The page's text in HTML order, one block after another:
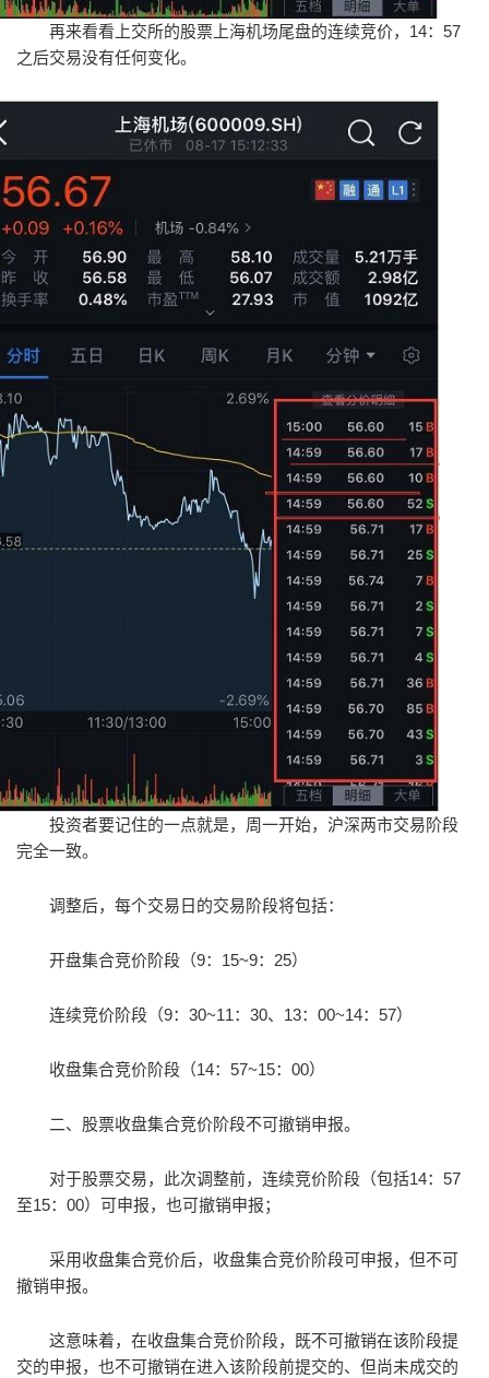
再来看看上交所的股票上海机场尾盘的连续竞价，14：57
之后交易没有任何变化。
投资者要记住的一点就是，周一开始，沪深两市交易阶段
完全一致。
调整后，每个交易日的交易阶段将包括：
开盘集合竞价阶段（9：15~9：25）
连续竞价阶段（9：30~11：30、13：00~14：57）
收盘集合竞价阶段（14：57~15：00）
二、股票收盘集合竞价阶段不可撤销申报。
对于股票交易，此次调整前，连续竞价阶段（包括14：57
至15：00）可申报，也可撤销申报；
采用收盘集合竞价后，收盘集合竞价阶段可申报，但不可
撤销申报。
这意味着，在收盘集合竞价阶段，既不可撤销在该阶段提
交的申报，也不可撤销在进入该阶段前提交的、但尚未成交的